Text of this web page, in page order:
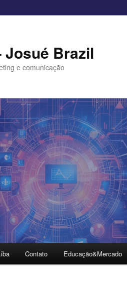
Josué Brazil
e comunicação
Contato Educação&Mercado